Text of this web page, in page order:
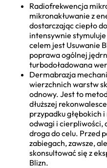
Radiofrekwencja
mikronakłuwanie z
dostarczając ciepło
intensywnie
celem jest Usuwanie
poprawa ogólnej
turbodoładowana
Dermabrazja
wierzchnich warstw
odnowy. Jest to
dłuższej
przypadku głębokich
odwagi i cierpliwości,
droga do celu. Przed
zabiegach, zawsze,
skonsultować się z
Blizn.